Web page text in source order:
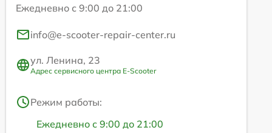
Ежедневно с 9:00 до 21:00
info@e-scooter-repair-center.ru
ул. Ленина, 23
Адрес сервисного центра E-Scooter
Режим работы:
Ежедневно с 9:00 до 21:00